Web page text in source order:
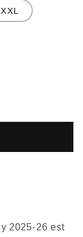
XXL
2025-26 est